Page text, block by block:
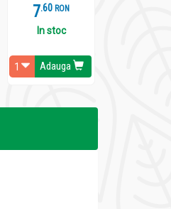
7.6 RON
In stoc
Adauga